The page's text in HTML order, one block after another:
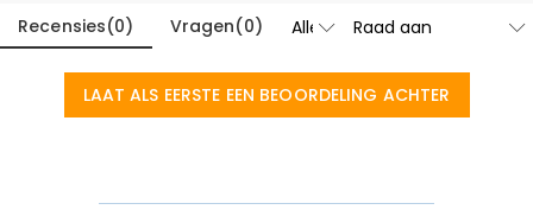
Recensies(0) Vragen(0)
LAAT ALS EERSTE EEN BEOORDELING ACHTER